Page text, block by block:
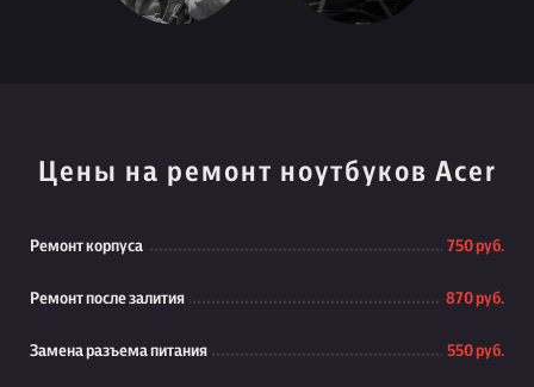
Цены на ремонт ноутбуков Acer
Ремонт корпуса 750 руб.
Ремонт после залития 870 руб.
Замена разъема питания 550 руб.